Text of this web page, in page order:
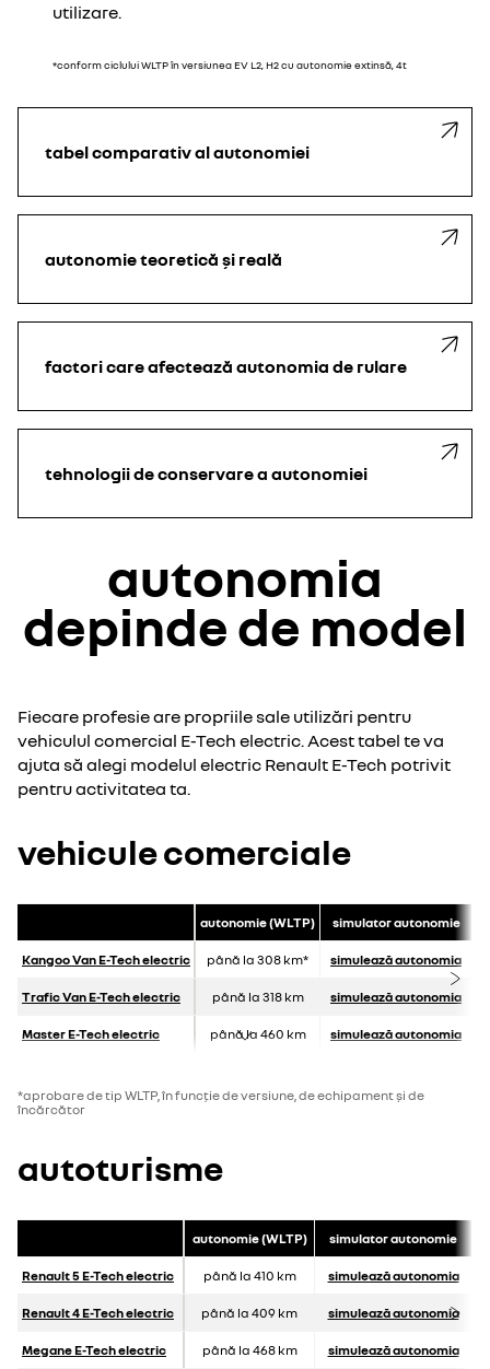
utilizare.
*conform ciclului WLTP în versiunea EV L2, H2 cu autonomie extinsă, 4t
tabel comparativ al autonomiei
autonomie teoretică și reală
factori care afectează autonomia de rulare
tehnologii de conservare a autonomiei
autonomia
depinde de model
Fiecare profesie are propriile sale utilizări pentru
vehiculul comercial E-Tech electric. Acest tabel te va
ajuta să alegi modelul electric Renault E-Tech potrivit
pentru activitatea ta.
vehicule comerciale
autonomie (WLTP) simulator autonomie
Kangoo Van E-Tech electric până la 308 km* simulează autonomia
Trafic Van E-Tech electric până la 318 km simulează autonomia
Master E-Tech electric până la 460 km simulează autonomia
*aprobare de tip WLTP, în funcție de versiune, de echipament și de
încărcător
autoturisme
autonomie (WLTP) simulator autonomie
Renault 5 E-Tech electric până la 410 km simulează autonomia
Renault 4 E-Tech electric până la 409 km simulează autonomia
Megane E-Tech electric până la 468 km simulează autonomia